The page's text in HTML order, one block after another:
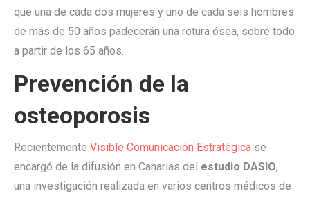
que una de cada dos mujeres y uno de cada seis hombres
de más de 50 años padecerán una rotura ósea, sobre todo
a partir de los 65 años.
Prevención de la
osteoporosis
Recientemente Visible Comunicación Estratégica se
encargó de la difusión en Canarias del estudio DASIO,
una investigación realizada en varios centros médicos de